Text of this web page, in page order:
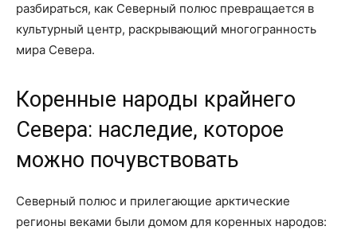
разбираться, как Северный полюс превращается в
культурный центр, раскрывающий многогранность
мира Севера.
Коренные народы крайнего
Севера: наследие, которое
можно почувствовать
Северный полюс и прилегающие арктические
регионы веками были домом для коренных народов: